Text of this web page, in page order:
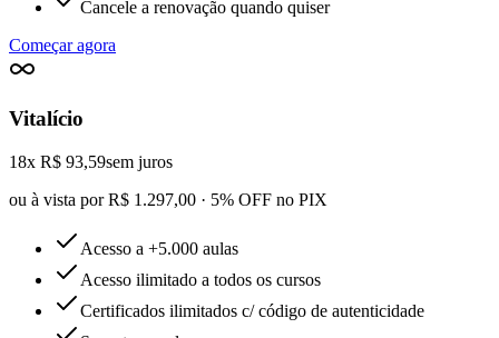
Cancele a renovação quando quiser
Começar agora
Vitalício
18x R$ 93,59sem juros
ou à vista por R$ 1.297,00 · 5% OFF no PIX
Acesso a +5.000 aulas
Acesso ilimitado a todos os cursos
Certificados ilimitados c/ código de autenticidade